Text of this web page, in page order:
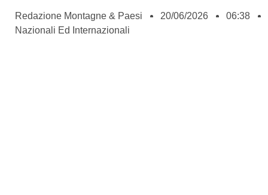
Redazione Montagne & Paesi 20/06/2026
06:38
Nazionali Ed Internazionali